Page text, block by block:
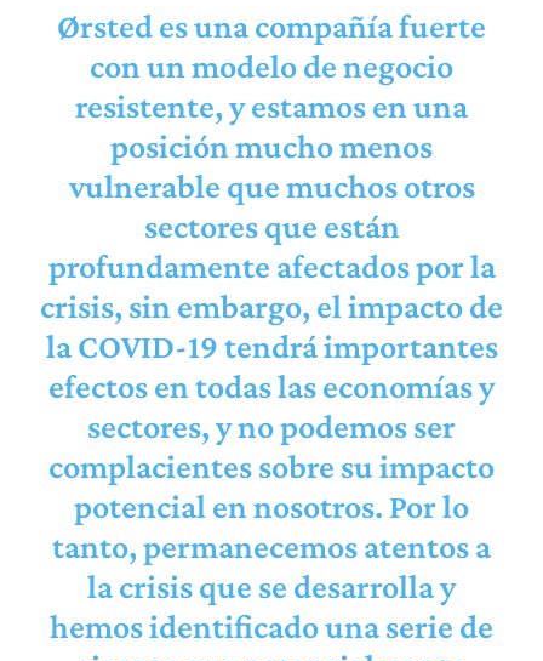
Ørsted es una compañía fuerte
con un modelo de negocio
resistente, y estamos en una
posición mucho menos
vulnerable que muchos otros
sectores que están
profundamente afectados por la
crisis, sin embargo, el impacto de
la COVID-19 tendrá importantes
efectos en todas las economías y
sectores, y no podemos ser
complacientes sobre su impacto
potencial en nosotros. Por lo
tanto, permanecemos atentos a
la crisis que se desarrolla y
hemos identificado una serie de